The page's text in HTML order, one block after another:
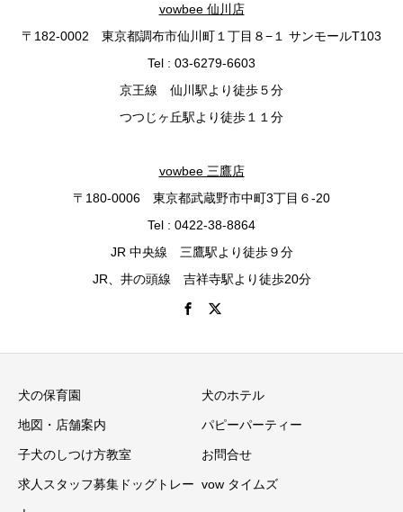
vowbee 仙川店
〒182-0002 東京都調布市仙川町１丁目８−１ サンモールT103
Tel : 03-6279-6603
京王線 仙川駅より徒歩５分
つつじヶ丘駅より徒歩１１分
vowbee 三鷹店
〒180-0006 東京都武蔵野市中町3丁目６-20
Tel : 0422-38-8864
JR 中央線 三鷹駅より徒歩９分
JR、井の頭線 吉祥寺駅より徒歩20分
犬の保育園 犬のホテル
地図・店舗案内 パピーパーティー
子犬のしつけ方教室 お問合せ
求人スタッフ募集ドッグトレー vow タイムズ